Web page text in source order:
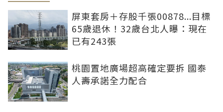
屏東套房＋存股千張00878...目標
65歲退休！32歲台北人曝：現在
已有243張
桃園置地廣場超高確定要拆 國泰
人壽承諾全力配合